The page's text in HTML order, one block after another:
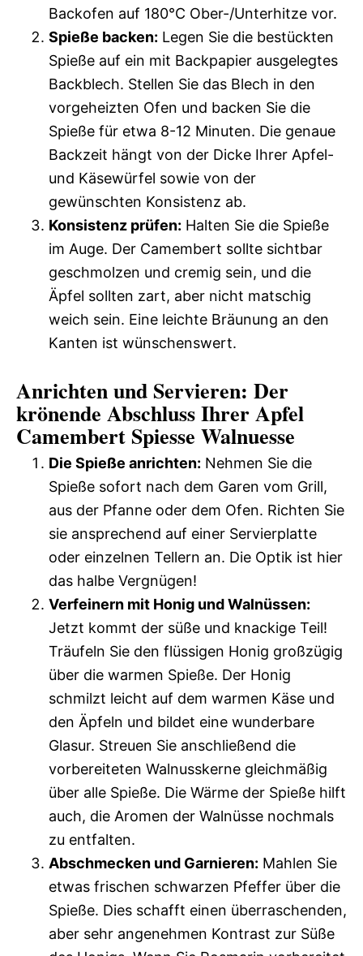
Backofen auf 180°C Ober-/Unterhitze vor.
Spieße backen: Legen Sie die bestückten
Spieße auf ein mit Backpapier ausgelegtes
Backblech. Stellen Sie das Blech in den
vorgeheizten Ofen und backen Sie die
Spieße für etwa 8-12 Minuten. Die genaue
Backzeit hängt von der Dicke Ihrer Apfel-
und Käsewürfel sowie von der
gewünschten Konsistenz ab.
Konsistenz prüfen: Halten Sie die Spieße
im Auge. Der Camembert sollte sichtbar
geschmolzen und cremig sein, und die
Äpfel sollten zart, aber nicht matschig
weich sein. Eine leichte Bräunung an den
Kanten ist wünschenswert.
Anrichten und Servieren: Der
krönende Abschluss Ihrer Apfel
Camembert Spiesse Walnuesse
Die Spieße anrichten: Nehmen Sie die
Spieße sofort nach dem Garen vom Grill,
aus der Pfanne oder dem Ofen. Richten Sie
sie ansprechend auf einer Servierplatte
oder einzelnen Tellern an. Die Optik ist hier
das halbe Vergnügen!
Verfeinern mit Honig und Walnüssen:
Jetzt kommt der süße und knackige Teil!
Träufeln Sie den flüssigen Honig großzügig
über die warmen Spieße. Der Honig
schmilzt leicht auf dem warmen Käse und
den Äpfeln und bildet eine wunderbare
Glasur. Streuen Sie anschließend die
vorbereiteten Walnusskerne gleichmäßig
über alle Spieße. Die Wärme der Spieße hilft
auch, die Aromen der Walnüsse nochmals
zu entfalten.
Abschmecken und Garnieren: Mahlen Sie
etwas frischen schwarzen Pfeffer über die
Spieße. Dies schafft einen überraschenden,
aber sehr angenehmen Kontrast zur Süße